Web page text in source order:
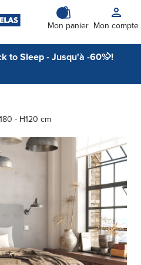
Mon panier Mon compte
to Sleep - Jusqu'à -60% !
- H120 cm